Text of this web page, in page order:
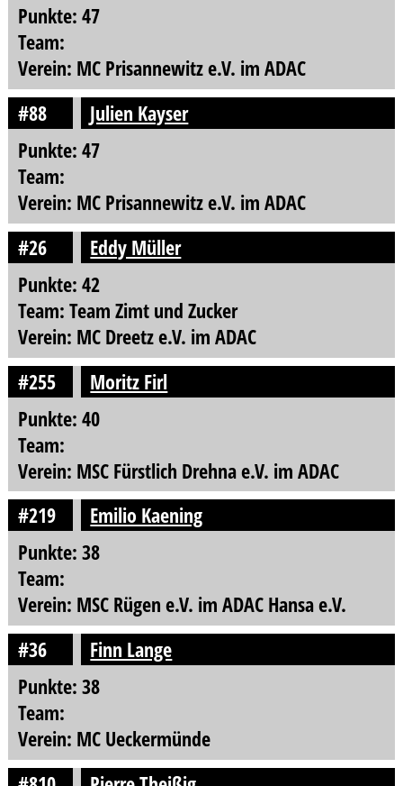
Punkte: 47
Team:
Verein: MC Prisannewitz e.V. im ADAC
#88
Julien Kayser
Punkte: 47
Team:
Verein: MC Prisannewitz e.V. im ADAC
#26
Eddy Müller
Punkte: 42
Team: Team Zimt und Zucker
Verein: MC Dreetz e.V. im ADAC
#255
Moritz Firl
Punkte: 40
Team:
Verein: MSC Fürstlich Drehna e.V. im ADAC
#219
Emilio Kaening
Punkte: 38
Team:
Verein: MSC Rügen e.V. im ADAC Hansa e.V.
#36
Finn Lange
Punkte: 38
Team:
Verein: MC Ueckermünde